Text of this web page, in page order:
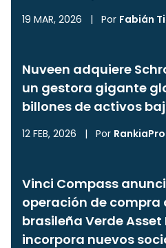
19 MAR, 2026 | Por Fabián
Nuveen adquiere
un gestora gigante
billones de activos
12 FEB, 2026 | Por RankiaPro
Vinci Compass
operación de compra
brasileña Verde
incorpora nuevos